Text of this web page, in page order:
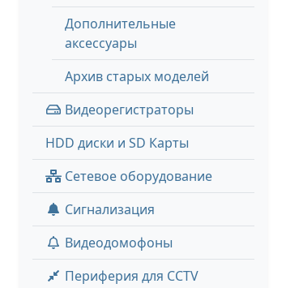
Дополнительные
аксессуары
Архив старых моделей
Видеорегистраторы
HDD диски и SD Карты
Сетевое оборудование
Сигнализация
Видеодомофоны
Периферия для CCTV